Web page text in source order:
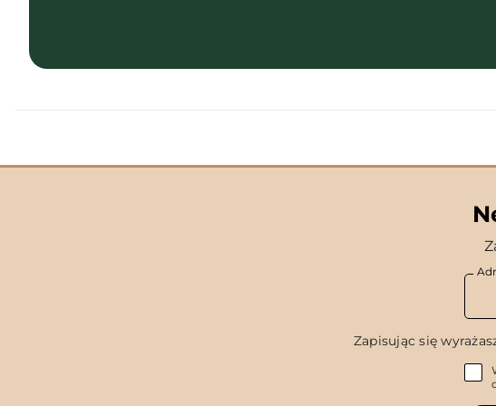
Zapisując się